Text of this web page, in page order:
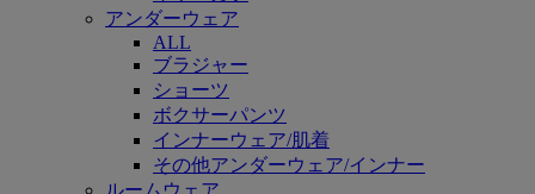
アンダーウェア
ALL
ブラジャー
ショーツ
ボクサーパンツ
インナーウェア/肌着
その他アンダーウェア/インナー
ルームウェア